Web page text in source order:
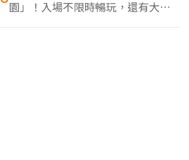
園」！入場不限時暢玩，還有大螢
幕Switch遊戲區